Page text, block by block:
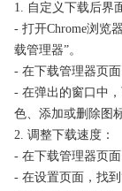
1. 自定义下载后界
- 打开Chrome浏览
载管理器”。
- 在下载管理器页面
- 在弹出的窗口中
色、添加或删除图
2. 调整下载速度：
- 在下载管理器页
- 在设置页面，找